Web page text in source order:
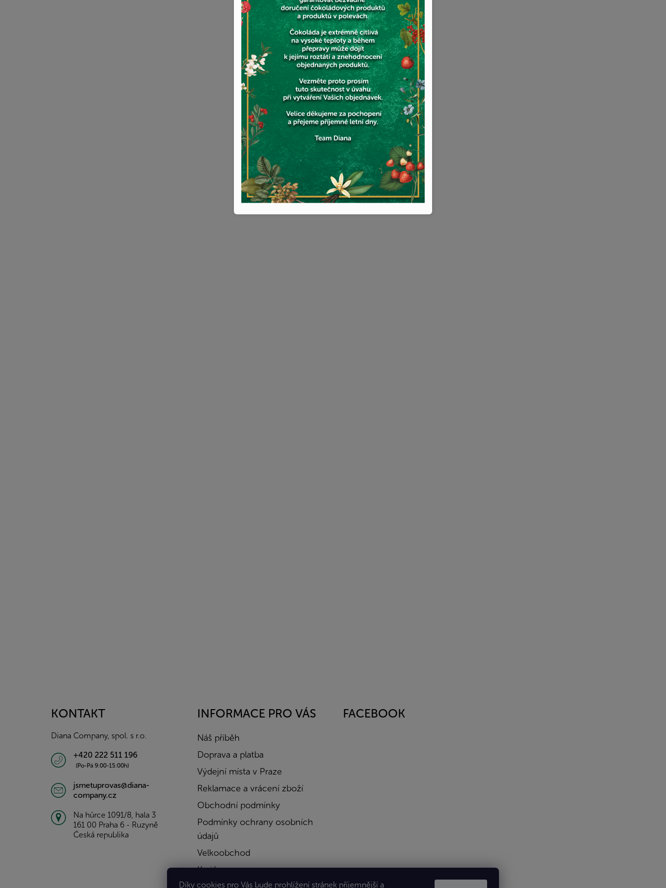
Díky cookies pro Vás bude prohlížení stránek příjemnější a
KONTAKT
Diana Company, spol. s r.o.
+420 222 511 196
(Po-Pá 9:00-15:00h)
jsmetuprovas@diana-
company.cz
Na hůrce 1091/8, hala 3
161 00 Praha 6 - Ruzyně
Česká republika
INFORMACE PRO VÁS
Náš příběh
Doprava a platba
Výdejní místa v Praze
Reklamace a vrácení zboží
Obchodní podmínky
Podmínky ochrany osobních
údajů
Velkoobchod
Kariéra
FACEBOOK